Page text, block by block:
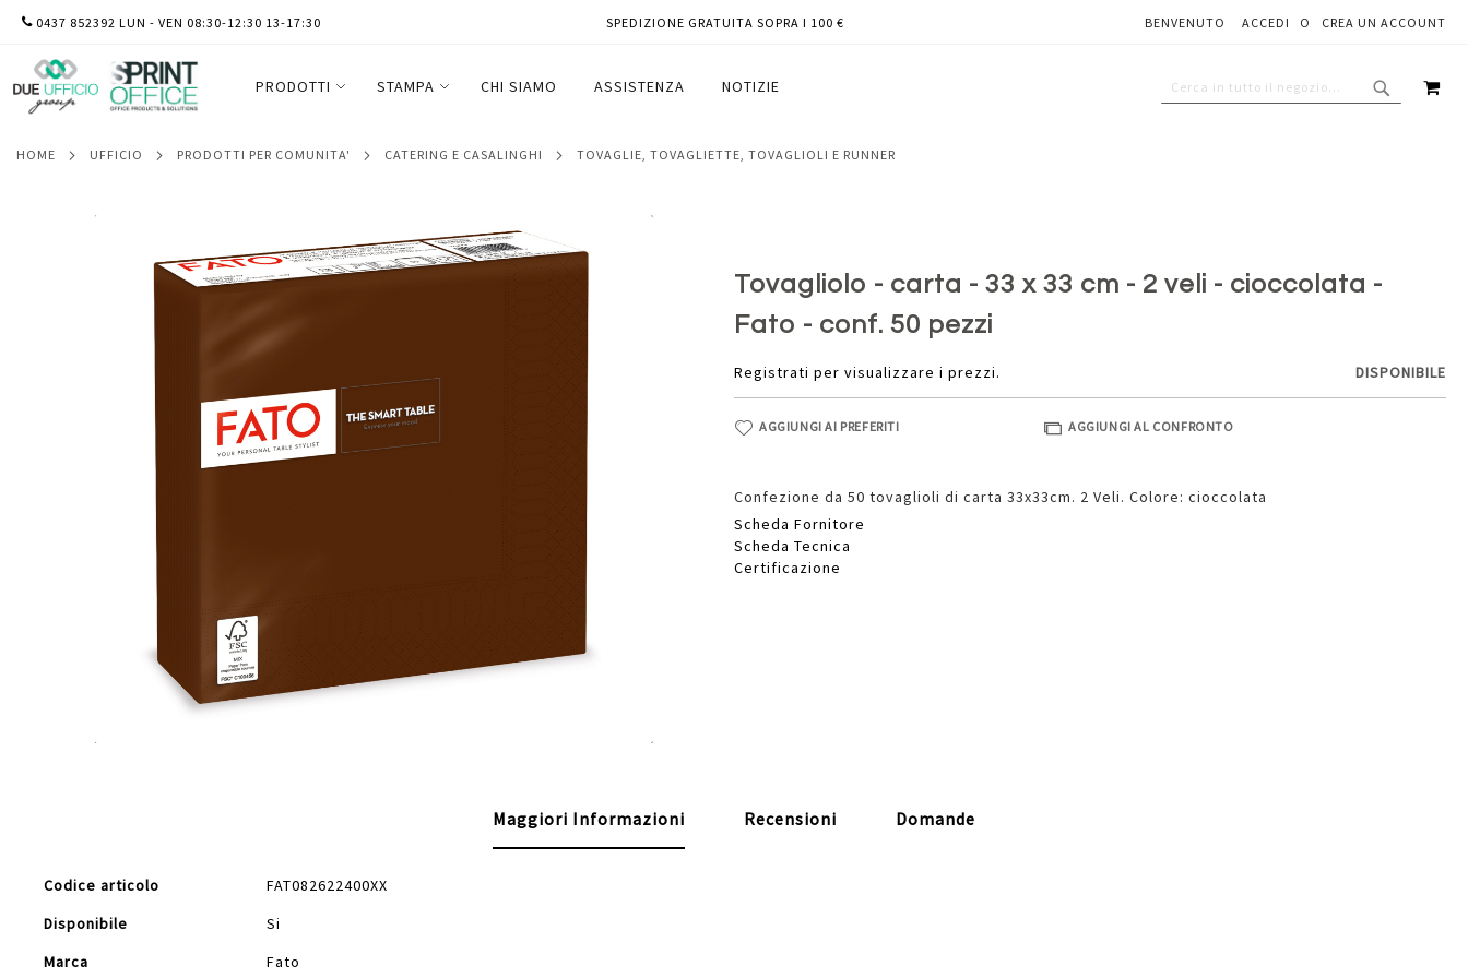
SALTA
CONTENUTO
BENVENUTO ACCEDI CREA UN ACCOUNT
0437 852392 LUN - VEN 08:30-12:30 13-17:30 SPEDIZIONE GRATUITA SOPRA I 100 €
PRODOTTI STAMPA CHI SIAMO ASSISTENZA NOTIZIE
HOME UFFICIO PRODOTTI PER COMUNITA' CATERING E CASALINGHI TOVAGLIE, TOVAGLIETTE, TOVAGLIOLI E RUNNER
Tovagliolo - carta - 33 x 33 cm - 2 veli - cioccolata -
Fato - conf. 50 pezzi
Registrati per visualizzare i prezzi. DISPONIBILE
AGGIUNGI AI PREFERITI AGGIUNGI AL CONFRONTO
Confezione da 50 tovaglioli di carta 33x33cm. 2 Veli. Colore: cioccolata
Scheda Fornitore
Scheda Tecnica
Certificazione
immagini
Maggiori Informazioni
Maggiori
Codice articolo
FAT082622400XX
Disponibile
Si
Marca
Fato
Recensioni Domande